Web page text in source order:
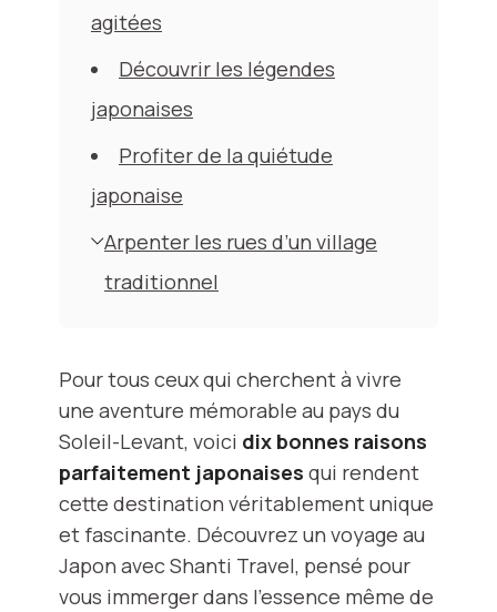
agitées
Découvrir les légendes
japonaises
Profiter de la quiétude
japonaise
Arpenter les rues d’un village
traditionnel
Pour tous ceux qui cherchent à vivre
une aventure mémorable au pays du
Soleil-Levant, voici dix bonnes raisons
parfaitement japonaises qui rendent
cette destination véritablement unique
et fascinante. Découvrez un voyage au
Japon avec Shanti Travel, pensé pour
vous immerger dans l’essence même de